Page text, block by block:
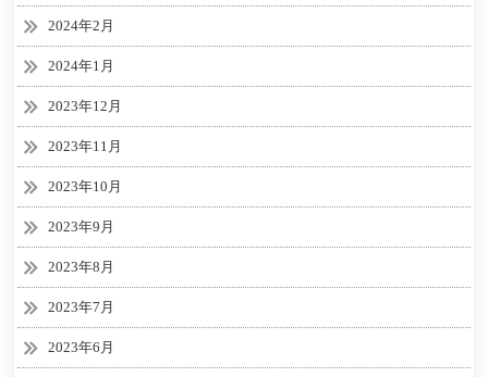
2024年2月
2024年1月
2023年12月
2023年11月
2023年10月
2023年9月
2023年8月
2023年7月
2023年6月